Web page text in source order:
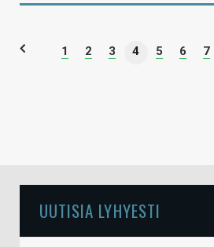
1 2 3 4 5 6 7
UUTISIA LYHYESTI